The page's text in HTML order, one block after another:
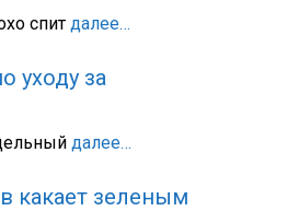
спитдалее…
уходу за
далее…
какает зеленым